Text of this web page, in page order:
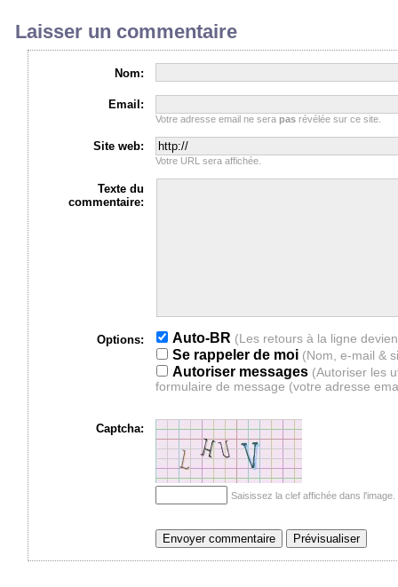
Laisser un commentaire
Nom:
Email:
Votre adresse email ne serapas révélée sur ce site.
Site web:
Votre URL sera affichée.
Texte du
commentaire:
Options:
Auto-BR
Se rappeler de moi (Nom, e-mail &
Autoriser messages (Autoriser les
formulaire de message (votre adresse
Captcha:
Saisissez la clef affichée dans